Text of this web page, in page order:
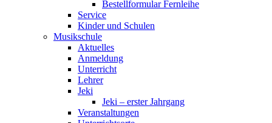
Bestellformular Fernleihe
Service
Kinder und Schulen
Musikschule
Aktuelles
Anmeldung
Unterricht
Lehrer
Jeki
Jeki – erster Jahrgang
Veranstaltungen